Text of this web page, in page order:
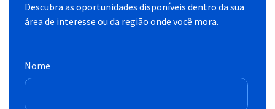
Descubra as oportunidades disponíveis dentro da sua
área de interesse ou da região onde você mora.
Nome